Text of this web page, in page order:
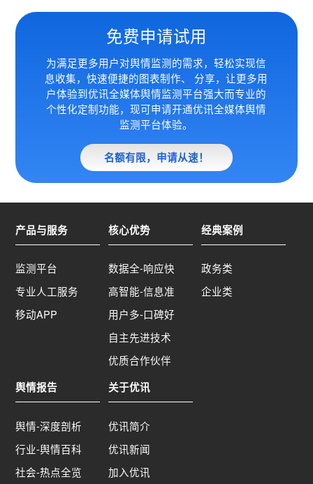
免费申请试用
为满足更多用户对舆情监测的需求，轻松实现信
息收集，快速便捷的图表制作、 分享，让更多用
户体验到优讯全媒体舆情监测平台强大而专业的
个性化定制功能，现可申请开通优讯全媒体舆情
监测平台体验。
名额有限，申请从速！
产品与服务
监测平台
专业人工服务
移动APP
核心优势
数据全-响应快
高智能-信息准
用户多-口碑好
自主先进技术
优质合作伙伴
经典案例
政务类
企业类
舆情报告
舆情-深度剖析
行业-舆情百科
社会-热点全览
关于优讯
优讯简介
优讯新闻
加入优讯